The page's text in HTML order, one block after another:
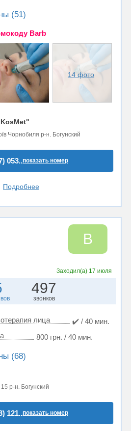
(51)
Barb
14 фото
Чорнобиля р-н. Богунский
053..показать номер
Подробнее
B
Заходил(а) 17 июля
497
звонков
лица
✔️ / 40 мин.
800 грн. / 40 мин.
(68)
р-н. Богунский
121..показать номер